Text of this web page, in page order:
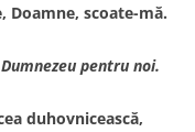
scoate-mă.
pentru noi.
duhovnicească,